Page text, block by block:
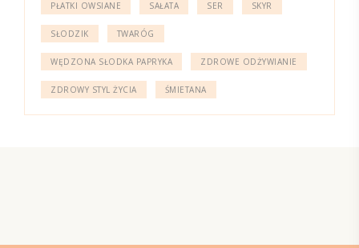
PŁATKI OWSIANE SAŁATA SER SKYR
SŁODZIK TWARÓG
WĘDZONA SŁODKA PAPRYKA ZDROWE ODŻYWIANIE
ZDROWY STYL ŻYCIA ŚMIETANA